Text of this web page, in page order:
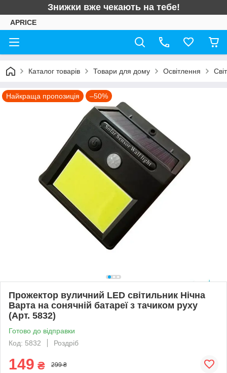
Знижки вже чекають на тебе!
APRICE
Каталог товарів Товари для дому Освітлення
Найкраща пропозиція –50%
Прожектор вуличний LED світильник Нічна
Варта на сонячній батареї з тачиком руху
(Арт. 5832)
Готово до відправки
Код: 5832
Роздріб
149 ₴ 299 ₴